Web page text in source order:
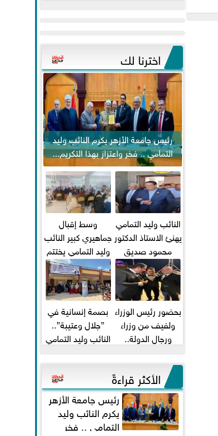
اخترنا لك
رئيس جامعة الأزهر يكرم النائب وليد
التمامي .. فخر واعتزاز بهذا التكريم...
النائب وليد التمامي
يهنئ الاستاذ الدكتور
محمود صديق
تكليفة قائم باعمال
...
وسط إقبال
جماهيري كبير النائب
وليد التمامي يختتم
أضخم قافلة طبية
مجانية...
بحضور رئيس الوزراء
ولفيف من وزراء
ورجال الدولة..
ومحمد...
بصمة إنسانية في
”جلال وعتيبة”..
النائب وليد التمامي
شيحة يداويان...
الأكثر قراءةً
رئيس جامعة الأزهر
يكرم النائب وليد
التمامي .. فخر